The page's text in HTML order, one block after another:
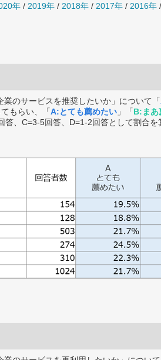
年 / 2019年 / 2018年 / 2017年 / 2016年 /
のサービスを推奨したいか」について「
もらい、「A:とても薦めたい 」「B:まあ
、C=3-5回答、D=1-2回答として割合を